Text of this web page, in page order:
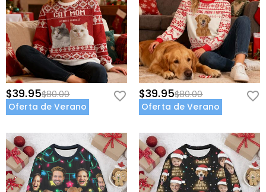
$39.95$80.00
Oferta de Verano
$39.95$80.00
Oferta de Verano